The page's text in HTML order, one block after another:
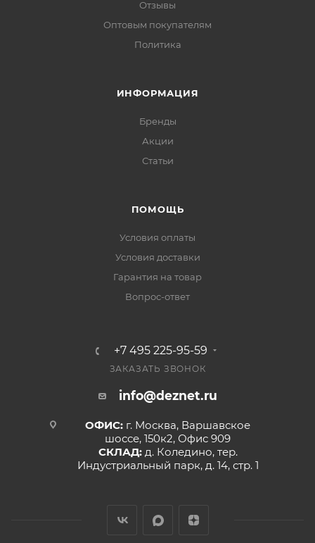
Отзывы
Оптовым покупателям
Политика
ИНФОРМАЦИЯ
Бренды
Акции
Статьи
ПОМОЩЬ
Условия оплаты
Условия доставки
Гарантия на товар
Вопрос-ответ
+7 495 225-95-59
ЗАКАЗАТЬ ЗВОНОК
info@deznet.ru
ОФИС: г. Москва, Варшавское
шоссе, 150к2, Офис 909
СКЛАД: д. Коледино, тер.
Индустриальный парк, д. 14, стр. 1